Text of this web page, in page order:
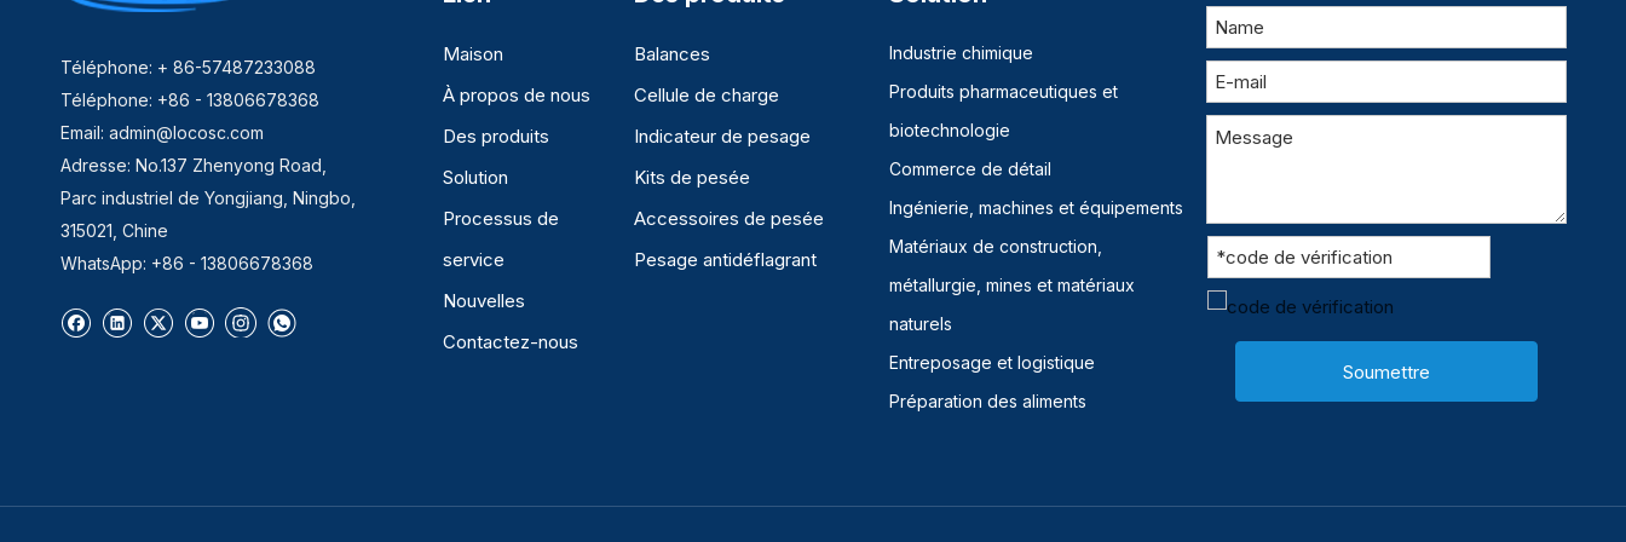
Téléphone: + 86-57487233088
Téléphone: +86 - 13806678368
Email: admin@locosc.com
Adresse: No.137 Zhenyong Road,
Parc industriel de Yongjiang, Ningbo,
315021, Chine
WhatsApp: +86 - 13806678368
Maison
À propos de nous
Des produits
Solution
Processus de
service
Nouvelles
Contactez-nous
Balances
Cellule de charge
Indicateur de pesage
Kits de pesée
Accessoires de pesée
Pesage antidéflagrant
Industrie chimique
Produits pharmaceutiques et
biotechnologie
Commerce de détail
Ingénierie, machines et équipements
Matériaux de construction,
métallurgie, mines et matériaux
naturels
Entreposage et logistique
Préparation des aliments
Soumettre